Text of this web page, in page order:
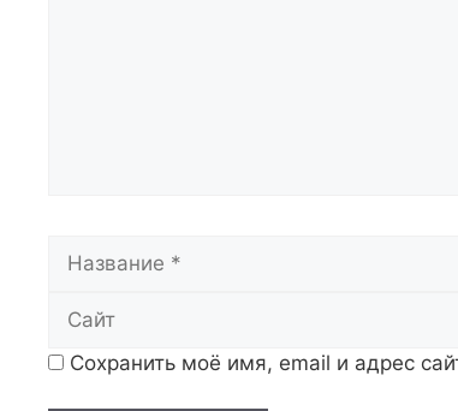
Сохранить моё имя, email и адрес